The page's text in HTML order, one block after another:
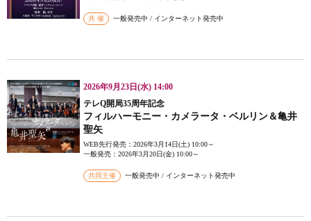
共 催 一般発売中 / インターネット発売中
2026年9月23日(水) 14:00
テレQ開局35周年記念
フィルハーモニー・カメラータ・ベルリン＆亀井
聖矢
WEB先行発売：2026年3月14日(土) 10:00～
一般発売：2026年3月20日(金) 10:00～
共同主催 一般発売中 / インターネット発売中